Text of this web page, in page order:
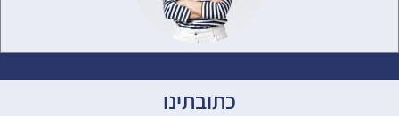
כתובתינו